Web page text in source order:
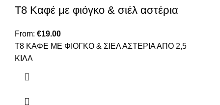
T8 Καφέ με φιόγκο & σιέλ αστέρια
From: €19.00
T8 ΚΑΦΕ ΜΕ ΦΙΟΓΚΟ & ΣΙΕΛ ΑΣΤΕΡΙΑ ΑΠΟ 2,5
ΚΙΛΑ